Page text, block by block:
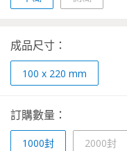
成品尺寸：
100 x 220 mm
訂購數量：
1000封 2000封